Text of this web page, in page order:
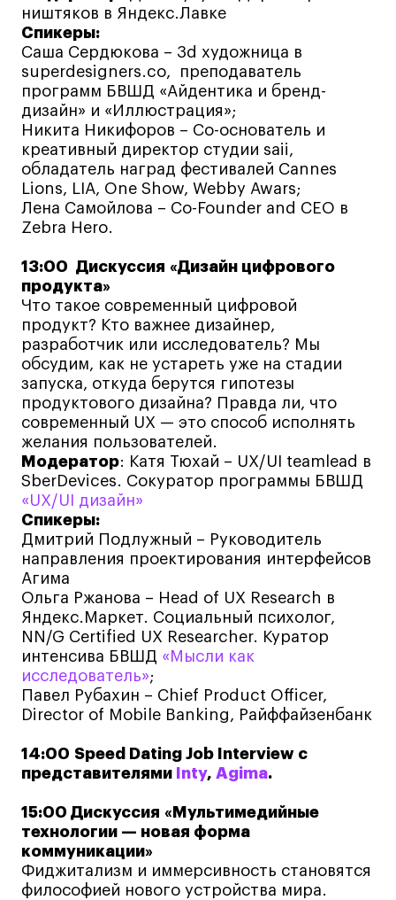
Для школьников
Интенсивы
Среднесрочные
Долгосрочные
Все программы
О школе
События
Блог
Преподаватели
Лицензии и аккредитации
Для прессы
Ресурсы
Партнеры
Связи с индустрией
Вакансии
Контакты
Поступающим
Условия поступления
Стоимость обучения
Иностранным студентам
График учебного года
Вопросы и ответы
Карьера
Ассоциация выпускников
Центр карьеры
Живые проекты
Конкурсы
ништяков в Яндекс.Лавке
Спикеры:
Саша Сердюкова – 3d художница в
superdesigners.co, преподаватель
программ БВШД «Айдентика и бренд-
дизайн» и «Иллюстрация»;
Никита Никифоров – Со-основатель и
креативный директор студии saii,
обладатель наград фестивалей Cannes
Lions, LIA, One Show, Webby Awars;
Лена Самойлова – Co-Founder and CEO в
Zebra Hero.
13:00 Дискуссия «Дизайн цифрового
продукта»
Что такое современный цифровой
продукт? Кто важнее дизайнер,
разработчик или исследователь? Мы
обсудим, как не устареть уже на стадии
запуска, откуда берутся гипотезы
продуктового дизайна? Правда ли, что
современный UX — это способ исполнять
желания пользователей.
Модератор: Катя Тюхай – UX/UI teamlead в
SberDevices. Сокуратор программы БВШД
«UX/UI дизайн»
Спикеры:
Дмитрий Подлужный – Руководитель
направления проектирования интерфейсов
Агима
Ольга Ржанова – Head of UX Research в
Яндекс.Маркет. Социальный психолог,
NN/G Certified UX Researcher. Куратор
интенсива БВШД «Мысли как
исследователь»;
Павел Рубахин – Chief Product Officer,
Director of Mobile Banking, Райффайзенбанк
14:00 Speed Dating Job Interview c
представителями
Inty,Agima.
15:00 Дискуссия «Мультимедийные
технологии — новая форма
коммуникации»
Фиджитализм и иммерсивность становятся
философией нового устройства мира.